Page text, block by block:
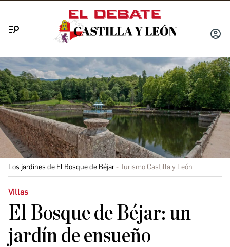
INICIAR
Los jardines de El Bosque de Béjar Turismo Castilla y León
Villas
El Bosque de Béjar: un
jardín de ensueño